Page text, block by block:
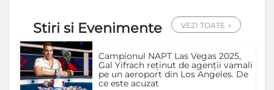
Stiri si Evenimente VEZI TOATE →
Campionul NAPT Las Vegas 2025,
Gal Yifrach reținut de agenții vamali
pe un aeroport din Los Angeles. De
ce este acuzat